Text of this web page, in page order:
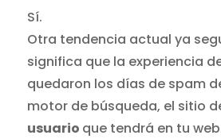
Sí.
Otra tendencia actual ya
significa que la experiencia
quedaron los días de spam
motor de búsqueda, el sitio
usuario que tendrá en tu